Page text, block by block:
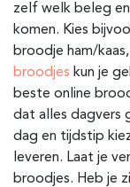
zelf welk beleg
komen. Kies
broodje ham/
broodjes kun je
beste online
dat alles dagvers
dag en tijdstip
leveren. Laat je
broodjes. Heb je